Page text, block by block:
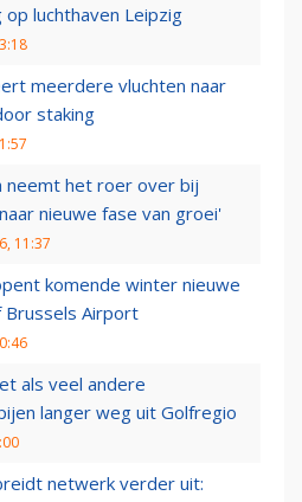
op luchthaven Leipzig
meerdere vluchten naar
staking
neemt het roer over bij
nieuwe fase van groei'
11:37
komende winter nieuwe
Brussels Airport
als veel andere
langer weg uit Golfregio
netwerk verder uit: